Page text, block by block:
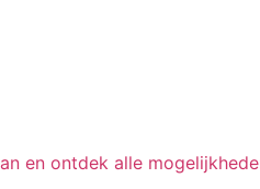
en ontdek alle